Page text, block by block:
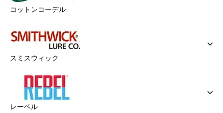
コットンコーデル
スミスウィック
レーベル